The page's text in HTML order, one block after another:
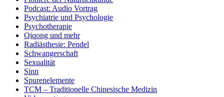
Podcast: Audio Vortrag
Psychiatrie und Psychologie
Psychotherapie
Qiqong und mehr
Radiästhesie: Pendel
Schwangerschaft
Sexualität
Sinn
Spurenelemente
TCM – Traditionelle Chinesische Medizin